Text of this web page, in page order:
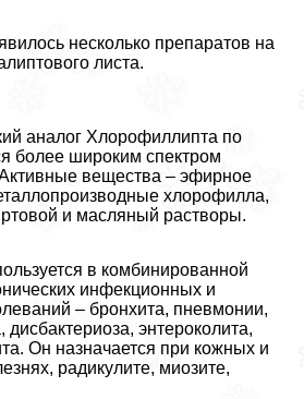
несколько препаратов на
листа.
аналог Хлорофиллипта по
более широким спектром
вещества – эфирное
хлорофилла,
и масляный растворы.
в комбинированной
инфекционных и
– бронхита, пневмонии,
дисбактериоза, энтероколита,
Он назначается при кожных и
радикулите, миозите,